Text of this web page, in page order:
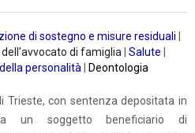
di sostegno e misure residuali
dell'avvocato di famiglia Salute
personalità
Deontologia
Trieste, con sentenza depositata in
un soggetto beneficiario di